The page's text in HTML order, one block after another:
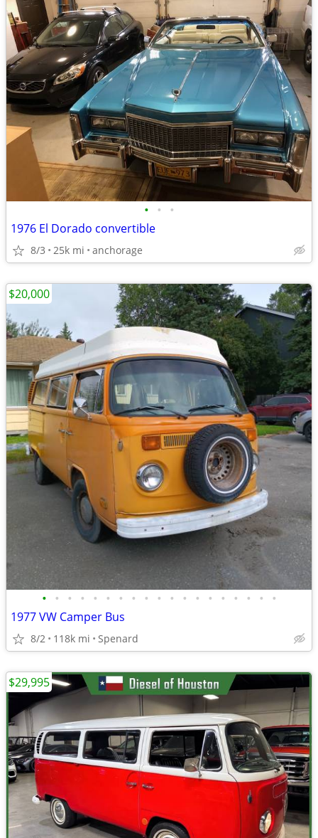
• • •
1976 El Dorado convertible
8/3 25k mi anchorage
• • • • • • • • • • • • • • • • • • •
1977 VW Camper Bus
8/2 118k mi Spenard
$20,000
$29,995